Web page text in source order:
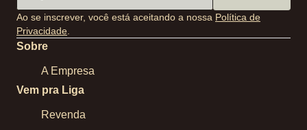
Ao se inscrever, você está aceitando a nossa Política de
Privacidade
Sobre
A Empresa
Vem pra Liga
Revenda